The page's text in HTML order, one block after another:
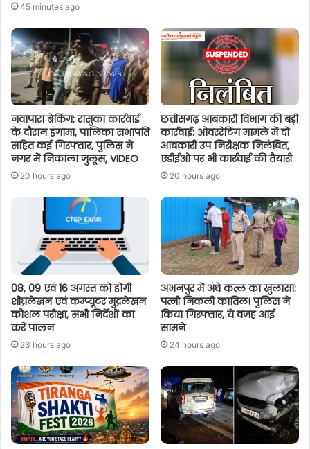
45 minutes ago
नवापारा ब्रेकिंग: रासुका कार्रवाई
के दौरान हंगामा, पालिका सभापति
सहित कई गिरफ्तार, पुलिस ने
नगर में निकाला जुलूस, VIDEO
20 hours ago
छत्तीसगढ़ आबकारी विभाग की बड़ी
कार्रवाई: ओवररेटिंग मामले में दो
आबकारी उप निरीक्षक निलंबित,
एडीईओ पर भी कार्रवाई की तैयारी
20 hours ago
08, 09 एवं 16 अगस्त को होगी
शीघ्रलेखन एवं कम्प्यूटर मुद्रलेखन
कौशल परीक्षा, सभी निर्देशों का
करें पालन
23 hours ago
अभनपुर में अंधे कत्ल का खुलासा:
पत्नी निकली कातिल! पुलिस ने
किया गिरफ्तार, ये वजह आई
सामने
24 hours ago